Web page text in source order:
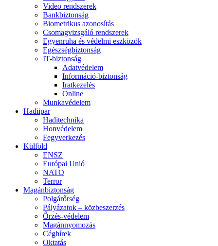
Video rendszerek
Bankbiztonság
Biometrikus azonosítás
Csomagvizsgáló rendszerek
Egyenruha és védelmi eszközök
Egészségbiztonság
IT-biztonság
Adatvédelem
Információ-biztonság
Iratkezelés
Online
Munkavédelem
Hadiipar
Haditechnika
Honvédelem
Fegyverkezés
Külföld
ENSZ
Európai Unió
NATO
Terror
Magánbiztonság
Polgárőrség
Pályázatok – közbeszerzés
Őrzés-védelem
Magánnyomozás
Céghírek
Oktatás